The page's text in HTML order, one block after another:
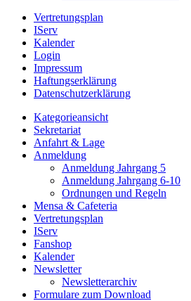
Vertretungsplan
IServ
Kalender
Login
Impressum
Haftungserklärung
Datenschutzerklärung
Kategorieansicht
Sekretariat
Anfahrt & Lage
Anmeldung
Anmeldung Jahrgang 5
Anmeldung Jahrgang 6-10
Ordnungen und Regeln
Mensa & Cafeteria
Vertretungsplan
IServ
Fanshop
Kalender
Newsletter
Newsletterarchiv
Formulare zum Download